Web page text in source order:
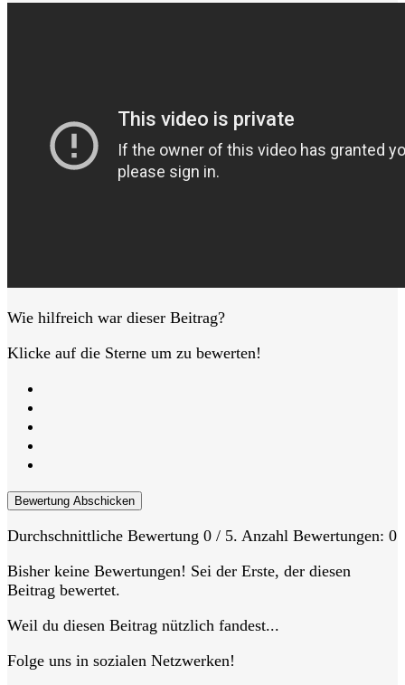
Wie hilfreich war dieser Beitrag?
Klicke auf die Sterne um zu bewerten!
Bewertung Abschicken
Durchschnittliche Bewertung 0 / 5. Anzahl Bewertungen: 0
Bisher keine Bewertungen! Sei der Erste, der diesen
Beitrag bewertet.
Weil du diesen Beitrag nützlich fandest...
Folge uns in sozialen Netzwerken!